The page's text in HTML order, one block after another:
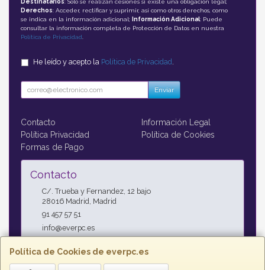
Política de Cookies de everpc.es
Destinatarios: Solo se realizan cesiones si existe una obligación legal;
Derechos: Acceder, rectificar y suprimir, así como otros derechos, como
se indica en la información adicional;
Información Adicional: Puede
consultar la información completa de Protección de Datos en nuestra
Política de Privacidad
He leído y acepto la Política de Privacidad .
Enviar
Contacto
Información Legal
Política Privacidad
Política de Cookies
Formas de Pago
Contacto
C/. Trueba y Fernandez, 12 bajo
28016 Madrid, Madrid
91 457 57 51
info@everpc.es
Horario